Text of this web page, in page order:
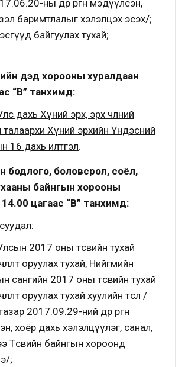
ны өдөр өргөн мэдүүлсэн,
баримтлалыг хэлэлцэх эсэх/;
байгуулах тухай;
дэд хорооны хуралдаан
“В” танхимд:
дахь Хүний эрх, эрх чөлөөний
Хүний эрхийн Үндэсний
16 дахь илтгэл.
бодлого, боловсрол, соёл,
байнгын хорооны
цагаас “В” танхимд:
2017 оны төсвийн тухай
оруулах тухай, Нийгмийн
сангийн 2017 оны төсвийн тухай
оруулах тухай хуулийн төсөл /
2017.09.29-ний өдөр өргөн
хоёр дахь хэлэлцүүлэг, санал,
Төсвийн байнгын хороонд
;